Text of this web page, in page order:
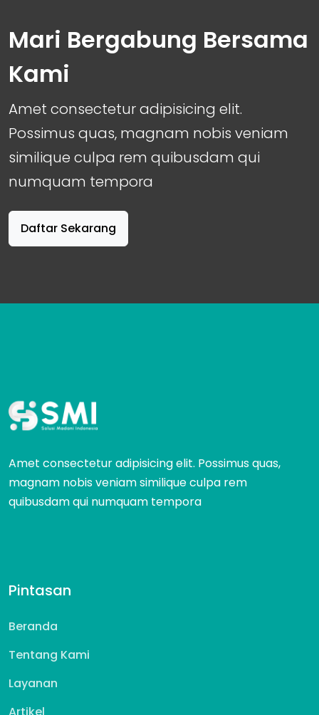
Mari Bergabung Bersama
Kami
Amet consectetur adipisicing elit.
Possimus quas, magnam nobis veniam
similique culpa rem quibusdam qui
numquam tempora
Daftar Sekarang
Amet consectetur adipisicing elit. Possimus quas,
magnam nobis veniam similique culpa rem
quibusdam qui numquam tempora
Pintasan
Beranda
Tentang Kami
Layanan